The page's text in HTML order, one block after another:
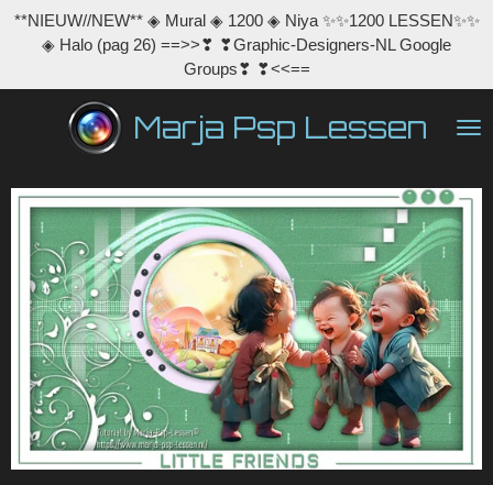
Ga
direct
de
hoofdinhoud
Marja Psp Lessen
**NIEUW//NEW** ◈ Mural ◈ 1200 ◈ Niya ✨✨1200 LESSEN✨✨
◈ Halo (pag 26) ==>>❣ ❣Graphic-Designers-NL Google
Groups❣ ❣<<==